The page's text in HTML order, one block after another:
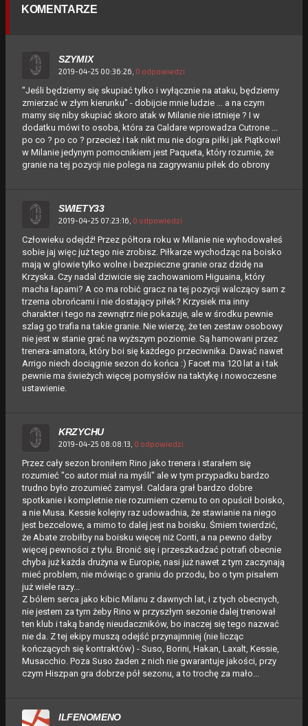
KOMENTARZE
SZYMIX
2019-04-25 00:36:26, 0 odpowiedzi
"Jeśli będziemy się skupiać tylko i wyłącznie na ataku, będziemy
zmierzać w złym kierunku" - dobijcie mnie ludzie ... a na czym
mamy się niby skupiać skoro atak w Milanie nie istnieje ? I w
dodatku mówi to osoba, która za Caldare wprowadza Cutrone ...
po co ? po co ? przecież i tak nikt mu nie dogra piłki jak Piątkowi!
w Milanie jedynym pomocnikiem jest Paqueta, który rozumie, że
granie na tej pozycji nie polega na zagrywaniu piłek do obrony
SWIETY33
2019-04-25 07:23:16, 0 odpowiedzi
Człowieku odejdź! Przez półtora roku w Milanie nie wyhodowałeś
sobie jaj więc już tego nie zrobisz. Piłkarze wychodząc na boisko
mają w głowie tylko wolne i bezpieczne granie oraz dzidę na
Krzyska. Czy nadal dziwicie się zachowaniom Higuaina, który
macha łapami? A co ma robić gracz na tej pozycji walczący sam z
trzema obrońcami i nie dostający piłek? Krzysiek ma inny
charakter i tego na zewnątrz nie pokazuje, ale w środku pewnie
szlag go trafia na takie granie. Nie wierzę, że ten zestaw osobowy
nie jest w stanie grać na wyższym poziomie. Są hamowani przez
trenera-amatora, który boi się każdego przeciwnika. Dawać nawet
Arrigo niech dociągnie sezon do końca :) Facet ma 120 lat a i tak
pewnie ma świeżych więcej pomysłów na taktykę i nowoczesne
ustawienie.
KRZYCHU
2019-04-25 08:08:13, 0 odpowiedzi
Przez cały sezon broniłem Rino jako trenera i starałem się
rozumieć "co autor miał na myśli" ale w tym przypadku bardzo
trudno było zrozumieć zamysł. Caldara grał bardzo dobre
spotkanie i kompletnie nie rozumiem czemu to on opuścił boisko,
a nie Musa. Kessie kolejny raz udowadnia, że stawianie na niego
jest bezcelowe, a mimo to dalej jest na boisku. Śmiem twierdzić,
że Abate zrobiłby na boisku więcej niż Conti, a na pewno dałby
więcej pewności z tyłu. Bronić się i przeszkadzać potrafi obecnie
chyba już każda drużyna w Europie, nasi już nawet z tym zaczynają
mieć problem, nie mówiąc o graniu do przodu, bo o tym pisałem
już wiele razy...
Z bólem serca jako kibic Milanu z dawnych lat, i z tych obecnych,
nie jestem za tym żeby Rino w przyszłym sezonie dalej trenował
ten klub i taką bandę nieudaczników, bo inaczej się tego nazwać
nie da. Z tej ekipy muszą odejść przynajmniej (nie licząc
kończących się kontraktów) - Suso, Borini, Hakan, Laxalt, Kessie,
Musacchio. Poza Suso żaden z nich nie gwarantuje jakości, przy
czym Hiszpan gra dobrze pół sezonu, a to trochę za mało...
ILFENOMENO